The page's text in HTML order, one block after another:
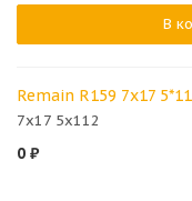
В
Remain R159 7x17
7x17 5x112
0 ₽